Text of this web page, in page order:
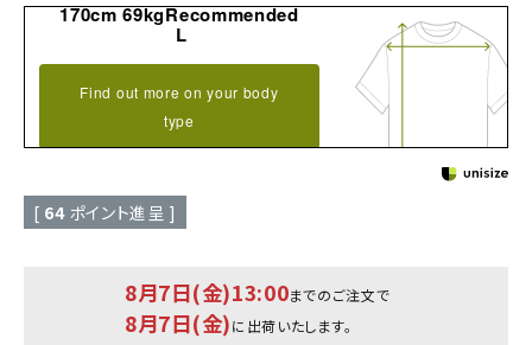
170cm 69kgRecommended
L
Find out more on your body
type
[ 64 ポイント進呈 ]
8月7日(金)13:00までのご注文で
8月7日(金)に出荷いたします。